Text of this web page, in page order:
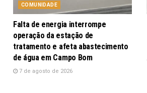
COMUNIDADE
Falta de energia interrompe
operação da estação de
tratamento e afeta abastecimento
de água em Campo Bom
7 de agosto de 2026